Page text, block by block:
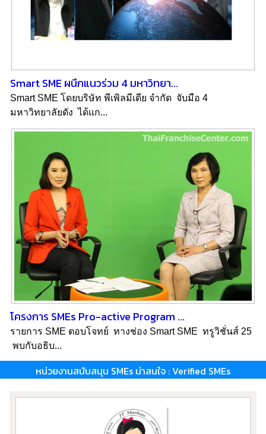
Smart SME ผนึกแนวร่วม 4 มหาวิทยา...
Smart SME โดยบริษัท พีเพิลมีเดีย จำกัด จับมือ 4
มหาวิทยาลัยดัง ได้แก...
โครงการ SMEs Pro-active Program ...
รายการ SME ตอบโจทย์ ทางช่อง Smart SME ทรูวิชั่นส์ 25
พบกับอธิบ...
หน่วยงานสนับสนุน SMEs น่าสนใจ : Verified SMEs